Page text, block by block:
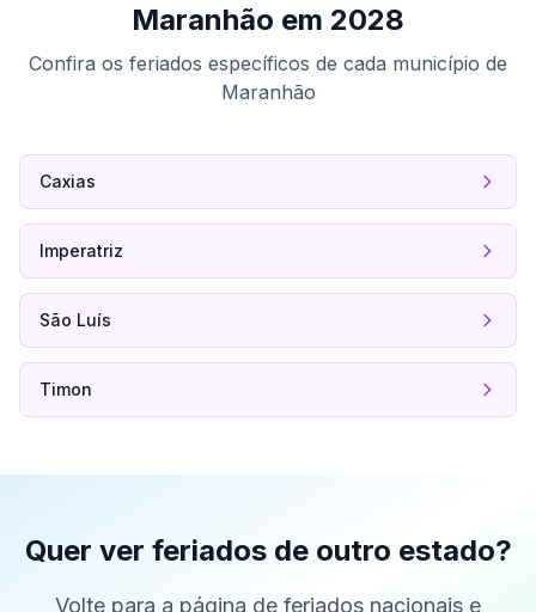
Maranhão em 2028
Confira os feriados específicos de cada município de
Maranhão
Caxias
Imperatriz
São Luís
Timon
Quer ver feriados de outro estado?
Volte para a página de feriados nacionais e